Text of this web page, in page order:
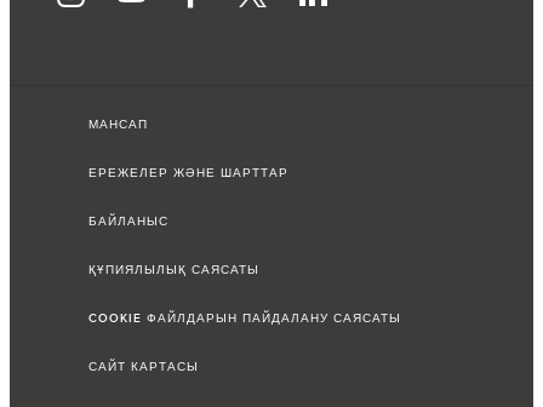
МАНСАП
ЕРЕЖЕЛЕР ЖӘНЕ ШАРТТАР
БАЙЛАНЫС
ҚҰПИЯЛЫЛЫҚ САЯСАТЫ
COOKIE ФАЙЛДАРЫН ПАЙДАЛАНУ САЯСАТЫ
САЙТ КАРТАСЫ